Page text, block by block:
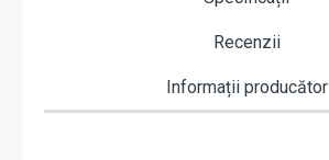
Recenzii
Informații producător